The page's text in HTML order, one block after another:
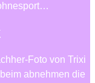
Foto von Trixi
abnehmen die